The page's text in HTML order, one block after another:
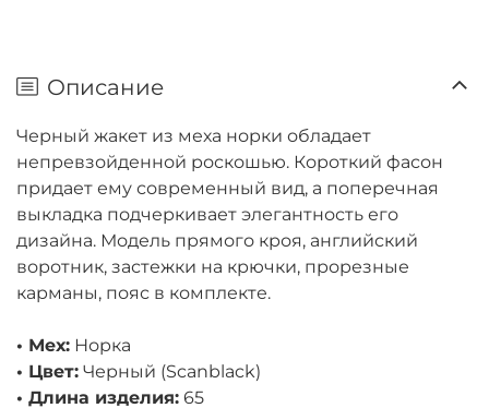
Описание
Черный жакет из меха норки обладает
непревзойденной роскошью. Короткий фасон
придает ему современный вид, а поперечная
выкладка подчеркивает элегантность его
дизайна. Модель прямого кроя, английский
воротник, застежки на крючки, прорезные
карманы, пояс в комплекте.
• Мех: Норка
• Цвет: Черный (Scanblack)
• Длина изделия: 65